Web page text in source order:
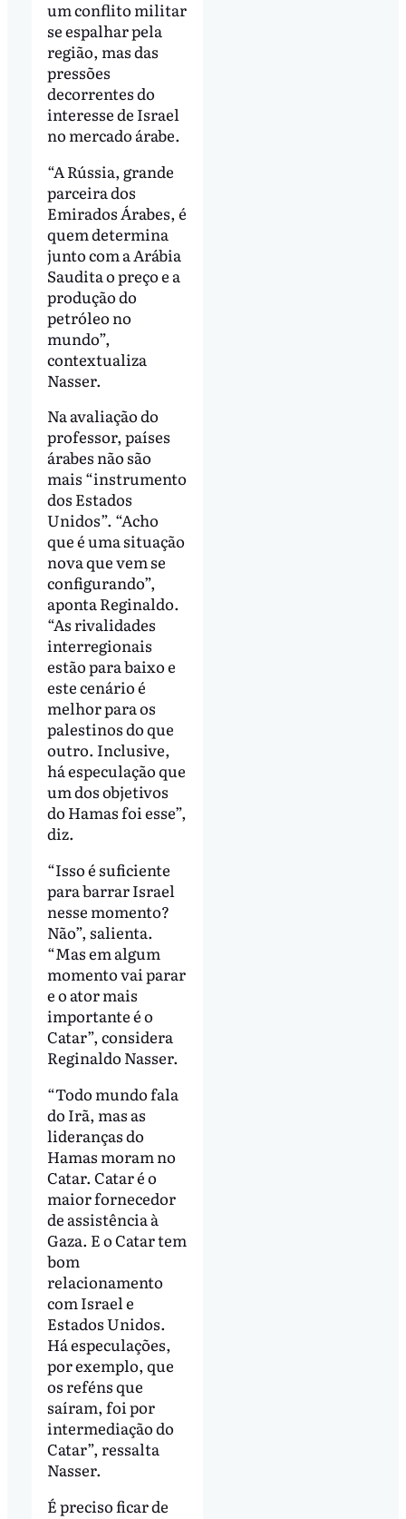
um conflito militar
se espalhar pela
região, mas das
pressões
decorrentes do
interesse de Israel
no mercado árabe.
“A Rússia, grande
parceira dos
Emirados Árabes, é
quem determina
junto com a Arábia
Saudita o preço e a
produção do
petróleo no
mundo”,
contextualiza
Nasser.
Na avaliação do
professor, países
árabes não são
mais “instrumento
dos Estados
Unidos”. “Acho
que é uma situação
nova que vem se
configurando”,
aponta Reginaldo.
“As rivalidades
interregionais
estão para baixo e
este cenário é
melhor para os
palestinos do que
outro. Inclusive,
há especulação que
um dos objetivos
do Hamas foi esse”,
diz.
“Isso é suficiente
para barrar Israel
nesse momento?
Não”, salienta.
“Mas em algum
momento vai parar
e o ator mais
importante é o
Catar”, considera
Reginaldo Nasser.
“Todo mundo fala
do Irã, mas as
lideranças do
Hamas moram no
Catar. Catar é o
maior fornecedor
de assistência à
Gaza. E o Catar tem
bom
relacionamento
com Israel e
Estados Unidos.
Há especulações,
por exemplo, que
os reféns que
saíram, foi por
intermediação do
Catar”, ressalta
Nasser.
É preciso ficar de